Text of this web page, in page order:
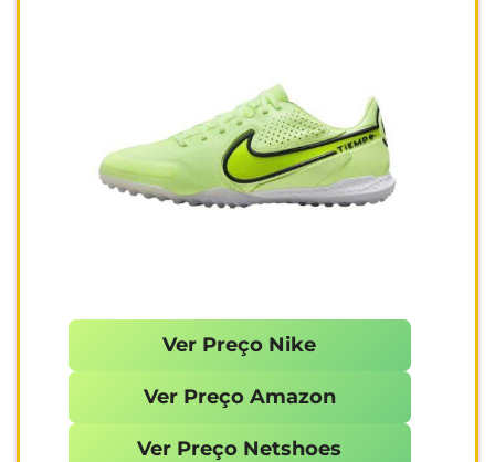
Ver Preço Nike
Ver Preço Amazon
Ver Preço Netshoes